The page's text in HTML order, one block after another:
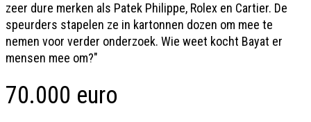
zeer dure merken als Patek Philippe, Rolex en Cartier. De
speurders stapelen ze in kartonnen dozen om mee te
nemen voor verder onderzoek. Wie weet kocht Bayat er
mensen mee om?"
70.000 euro